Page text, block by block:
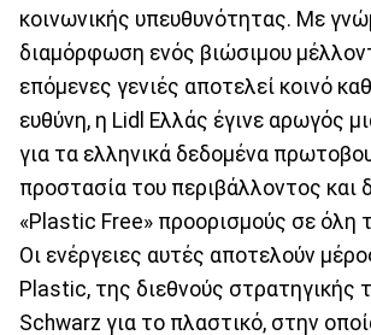
κοινωνικής υπευθυνότητας. Με
διαμόρφωση ενός βιώσιμου
επόμενες γενιές αποτελεί κοινό
ευθύνη, η Lidl Ελλάς έγινε αρωγός
για τα ελληνικά δεδομένα
προστασία του περιβάλλοντος και
«Plastic Free» προορισμούς σε όλη
Οι ενέργειες αυτές αποτελούν
Plastic, της διεθνούς στρατηγικής
Schwarz για το πλαστικό, στην